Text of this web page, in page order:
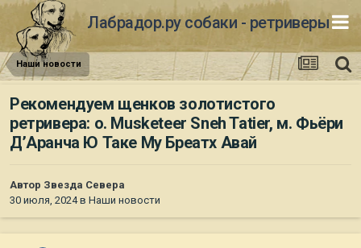
Лабрадор.ру собаки - ретриверы
Наши новости
Рекомендуем щенков золотистого
ретривера: о. Musketeer Sneh Tatier, м. Фьёри
Д’Аранча Ю Таке Му Бреатх Авай
Автор Звезда Севера
30 июля, 2024в Наши новости